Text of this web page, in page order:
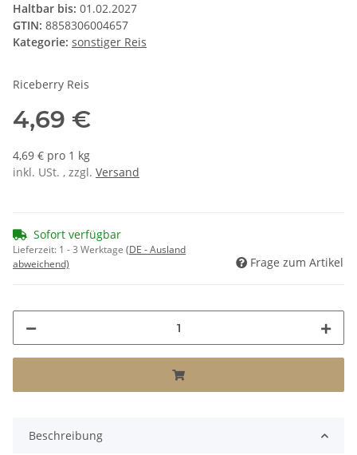
Haltbar bis: 01.02.2027
GTIN: 8858306004657
Kategorie: sonstiger Reis
Riceberry Reis
4,69 €
4,69 € pro 1 kg
inkl. USt. , zzgl. Versand
Sofort verfügbar
Lieferzeit: 1 - 3 Werktage (DE - Ausland
abweichend)
Frage zum Artikel
Beschreibung